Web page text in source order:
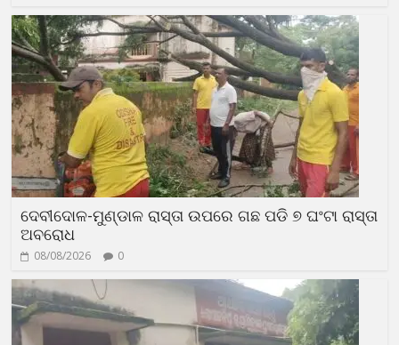
ଦେବୀଦୋଳ-ମୁଣ୍ଡାଳ ରାସ୍ତା ଉପରେ ଗଛ ପଡି ୭ ଘଂଟା ରାସ୍ତା
ଅବରୋଧ
08/08/2026 0